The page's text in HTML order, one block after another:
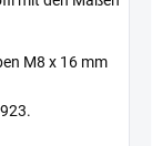
M8 x 16 mm